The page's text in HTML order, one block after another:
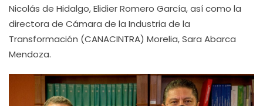
Nicolás de Hidalgo, Elidier Romero García, así como la
directora de Cámara de la Industria de la
Transformación (CANACINTRA) Morelia, Sara Abarca
Mendoza.